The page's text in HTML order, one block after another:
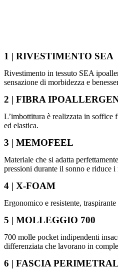
1 | RIVESTIMENTO SEA
Rivestimento in tessuto SEA
sensazione di morbidezza e
2 | FIBRA
L’imbottitura è realizzata in soffice
ed elastica.
3 | MEMOFEEL
Materiale che si adatta
pressioni durante il sonno e riduce
4 | X-FOAM
Ergonomico e resistente, traspirante
5 | MOLLEGGIO 700
700 molle pocket indipendenti
differenziata che lavorano in
6 | FASCIA